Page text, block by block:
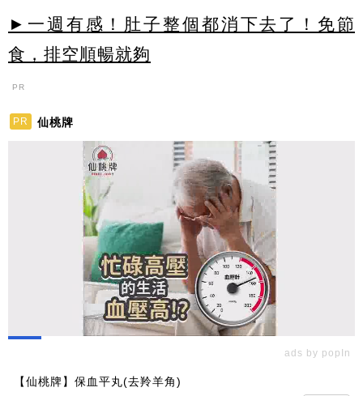
►一週有感！肚子整個都消下去了！免節
食，排空順暢就夠
PR
PR 仙桃牌
ads by popIn
【仙桃牌】保血平丸(去羚羊角)